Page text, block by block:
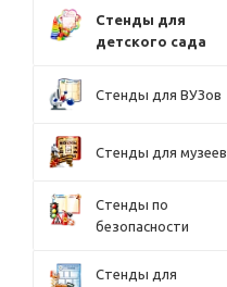
Стенды для
детского сада
Стенды для ВУЗов
Стенды для музеев
Стенды по
безопасности
Стенды для